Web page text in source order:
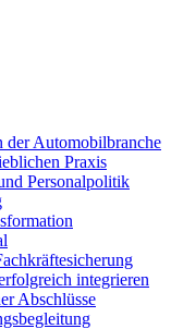
der Automobilbranche
Praxis
Personalpolitik
integrieren
Abschlüsse